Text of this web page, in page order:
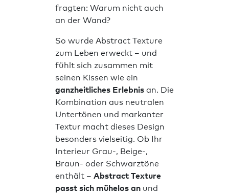
fragten: Warum nicht auch
an der Wand?
So wurde Abstract Texture
zum Leben erweckt – und
fühlt sich zusammen mit
seinen Kissen wie ein
ganzheitliches Erlebnis an. Die
Kombination aus neutralen
Untertönen und markanter
Textur macht dieses Design
besonders vielseitig. Ob Ihr
Interieur Grau-, Beige-,
Braun- oder Schwarztöne
enthält – Abstract Texture
passt sich mühelos an und